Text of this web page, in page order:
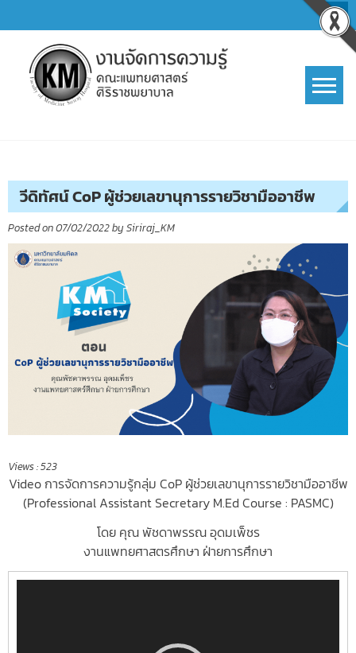
to
content
วีดิทัศน์ CoP ผู้ช่วยเลขานุการรายวิชามืออาชีพ
Posted on07/02/2022by Siriraj_KM
Views :523
Video การจัดการความรู้กลุ่ม CoP ผู้ช่วยเลขานุการรายวิชามืออาชีพ
(Professional Assistant Secretary M.Ed Course : PASMC)
โดย คุณ พัชดาพรรณ อุดมเพ็ชร
งานแพทยศาสตรศึกษา ฝ่ายการศึกษา